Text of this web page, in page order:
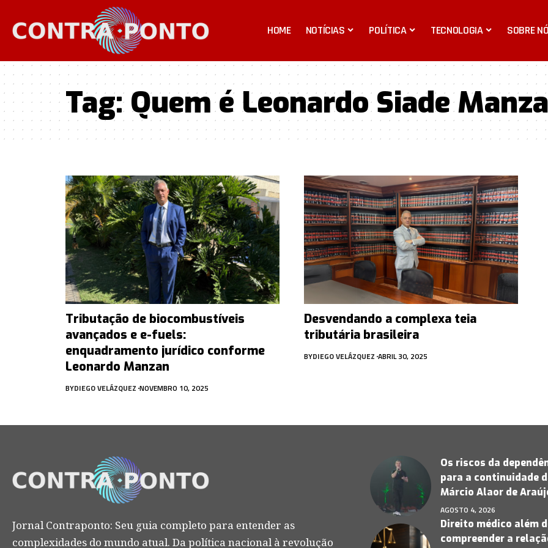
HOME NOTÍCIAS POLÍTICA TECNOLOGIA SOBRE
Tag:Quem é Leonardo Siade
Tributação de biocombustíveis
avançados e e-fuels:
enquadramento jurídico conforme
Leonardo Manzan
BYDIEGO VELÁZQUEZ NOVEMBRO 10, 2025
Desvendando a complexa teia
tributária brasileira
BYDIEGO VELÁZQUEZ ABRIL 30, 2025
Jornal Contraponto: Seu guia completo para entender as
complexidades do mundo atual. Da política nacional à revolução
Os riscos da
para a continuidade
Márcio Alaor de
AGOSTO 4, 2026
Direito médico além
compreender a